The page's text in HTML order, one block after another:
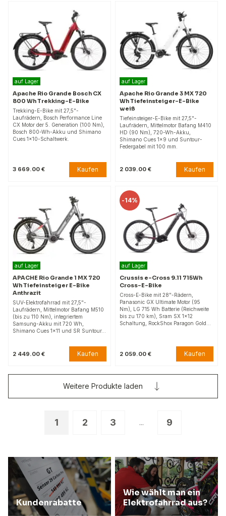
auf Lager
Apache Rio Grande Bosch CX
800 Wh Trekking-E-Bike
Trekking-E-Bike mit 27,5"-
Laufrädern, Bosch Performance Line
CX Motor der 5. Generation (100 Nm),
Bosch 800-Wh-Akku und Shimano
Cues 1x10-Schaltwerk.
3 669.00 € Kaufen
auf Lager
Apache Rio Grande 3 MX 720
Wh Tiefeinsteiger-E-Bike
weiß
Tiefeinsteiger-E-Bike mit 27,5"-
Laufrädern, Mittelmotor Bafang M410
HD (90 Nm), 720-Wh-Akku,
Shimano Cues 1x9 und Suntour-
Federgabel mit 100 mm.
2 039.00 € Kaufen
auf Lager
APACHE Rio Grande 1 MX 720
Wh Tiefeinsteiger E-Bike
Anthrazit
SUV-Elektrofahrrad mit 27,5"-
Laufrädern, Mittelmotor Bafang M510
(bis zu 110 Nm), integriertem
Samsung-Akku mit 720 Wh,
Shimano Cues 1x11 und SR Suntour…
2 449.00 € Kaufen
-14%
auf Lager
Crussis e-Cross 9.11 715Wh
Cross-E-Bike
Cross-E-Bike mit 28"-Rädern,
Panasonic GX Ultimate Motor (95
Nm), LG 715 Wh Batterie (Reichweite
bis zu 170 km), Sram SX 1x12
Schaltung, RockShox Paragon Gold…
2 059.00 € Kaufen
1 2 3 ... 9
Weitere Produkte laden
Kundenrabatte
Wie wählt man ein
Elektrofahrrad aus?